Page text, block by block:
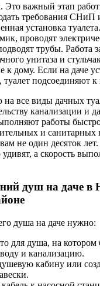
Это важный этап
требования СНиП
установка
проводят
трубы. Работа
унитаза и
к дому. Если на даче
туалет подсоединяют к
все виды дачных
канализации и
работы
и
не один десяток
а скорость
душ на даче в
душа на даче нужно:
для душа, на котором
и канализацию.
кабину или